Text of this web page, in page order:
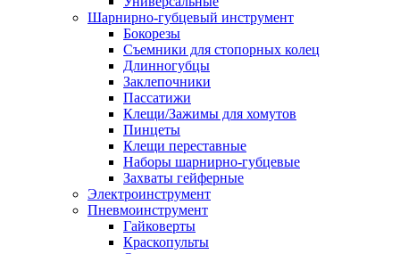
Шарнирно-губцевый инструмент
Бокорезы
Съемники для стопорных колец
Длинногубцы
Заклепочники
Пассатижи
Клещи/Зажимы для хомутов
Пинцеты
Клещи переставные
Наборы шарнирно-губцевые
Захваты гейферные
Электроинструмент
Пневмоинструмент
Гайковерты
Краскопульты